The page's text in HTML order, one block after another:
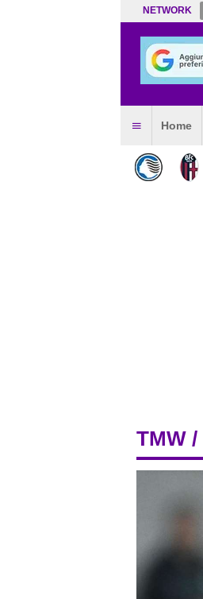
NETWORK
Home
TMW /